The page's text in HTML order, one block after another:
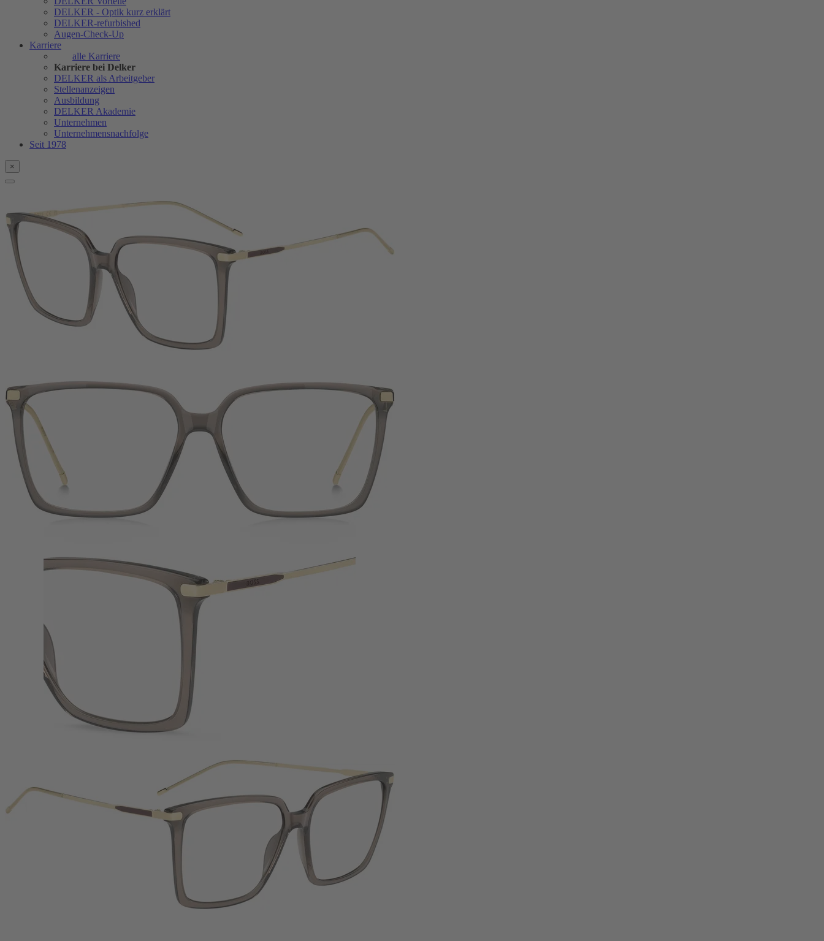
DELKER - Optik kurz erklärt
DELKER-refurbished
Augen-Check-Up
Karriere
alle Karriere
Karriere bei Delker
DELKER als Arbeitgeber
Stellenanzeigen
Ausbildung
DELKER Akademie
Unternehmen
Unternehmensnachfolge
Seit 1978
×